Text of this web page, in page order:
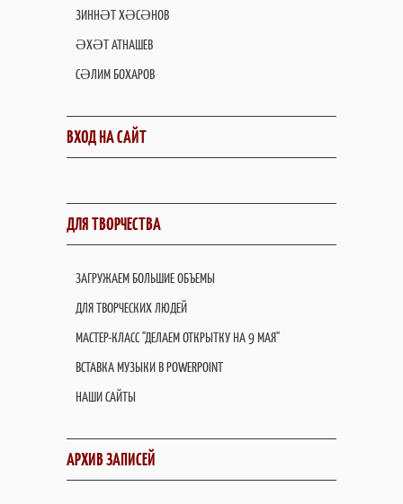
ЗИННӘТ ХӘСӘНОВ
ӘХӘТ АТНАШЕВ
СӘЛИМ БОХАРОВ
ВХОД НА САЙТ
ДЛЯ ТВОРЧЕСТВА
ЗАГРУЖАЕМ БОЛЬШИЕ ОБЪЕМЫ
ДЛЯ ТВОРЧЕСКИХ ЛЮДЕЙ
МАСТЕР-КЛАСС "ДЕЛАЕМ ОТКРЫТКУ НА 9 МАЯ"
ВСТАВКА МУЗЫКИ В POWERPOINT
НАШИ САЙТЫ
АРХИВ ЗАПИСЕЙ